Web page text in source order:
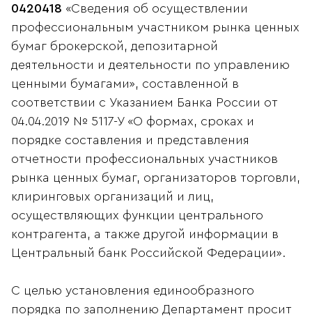
0420418 «Сведения об осуществлении
профессиональным участником рынка ценных
бумаг брокерской, депозитарной
деятельности и деятельности по управлению
ценными бумагами», составленной в
соответствии с Указанием Банка России от
04.04.2019 № 5117-У «О формах, сроках и
порядке составления и представления
отчетности профессиональных участников
рынка ценных бумаг, организаторов торговли,
клиринговых организаций и лиц,
осуществляющих функции центрального
контрагента, а также другой информации в
Центральный банк Российской Федерации».
С целью установления единообразного
порядка по заполнению Департамент просит